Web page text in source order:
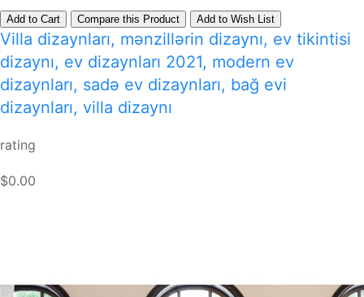
Add to Cart Compare this Product Add to Wish List
Villa dizaynları, mənzillərin dizaynı, ev tikintisi
dizaynı, ev dizaynları 2021, modern ev
dizaynları, sadə ev dizaynları, bağ evi
dizaynları, villa dizaynı
rating
$0.00